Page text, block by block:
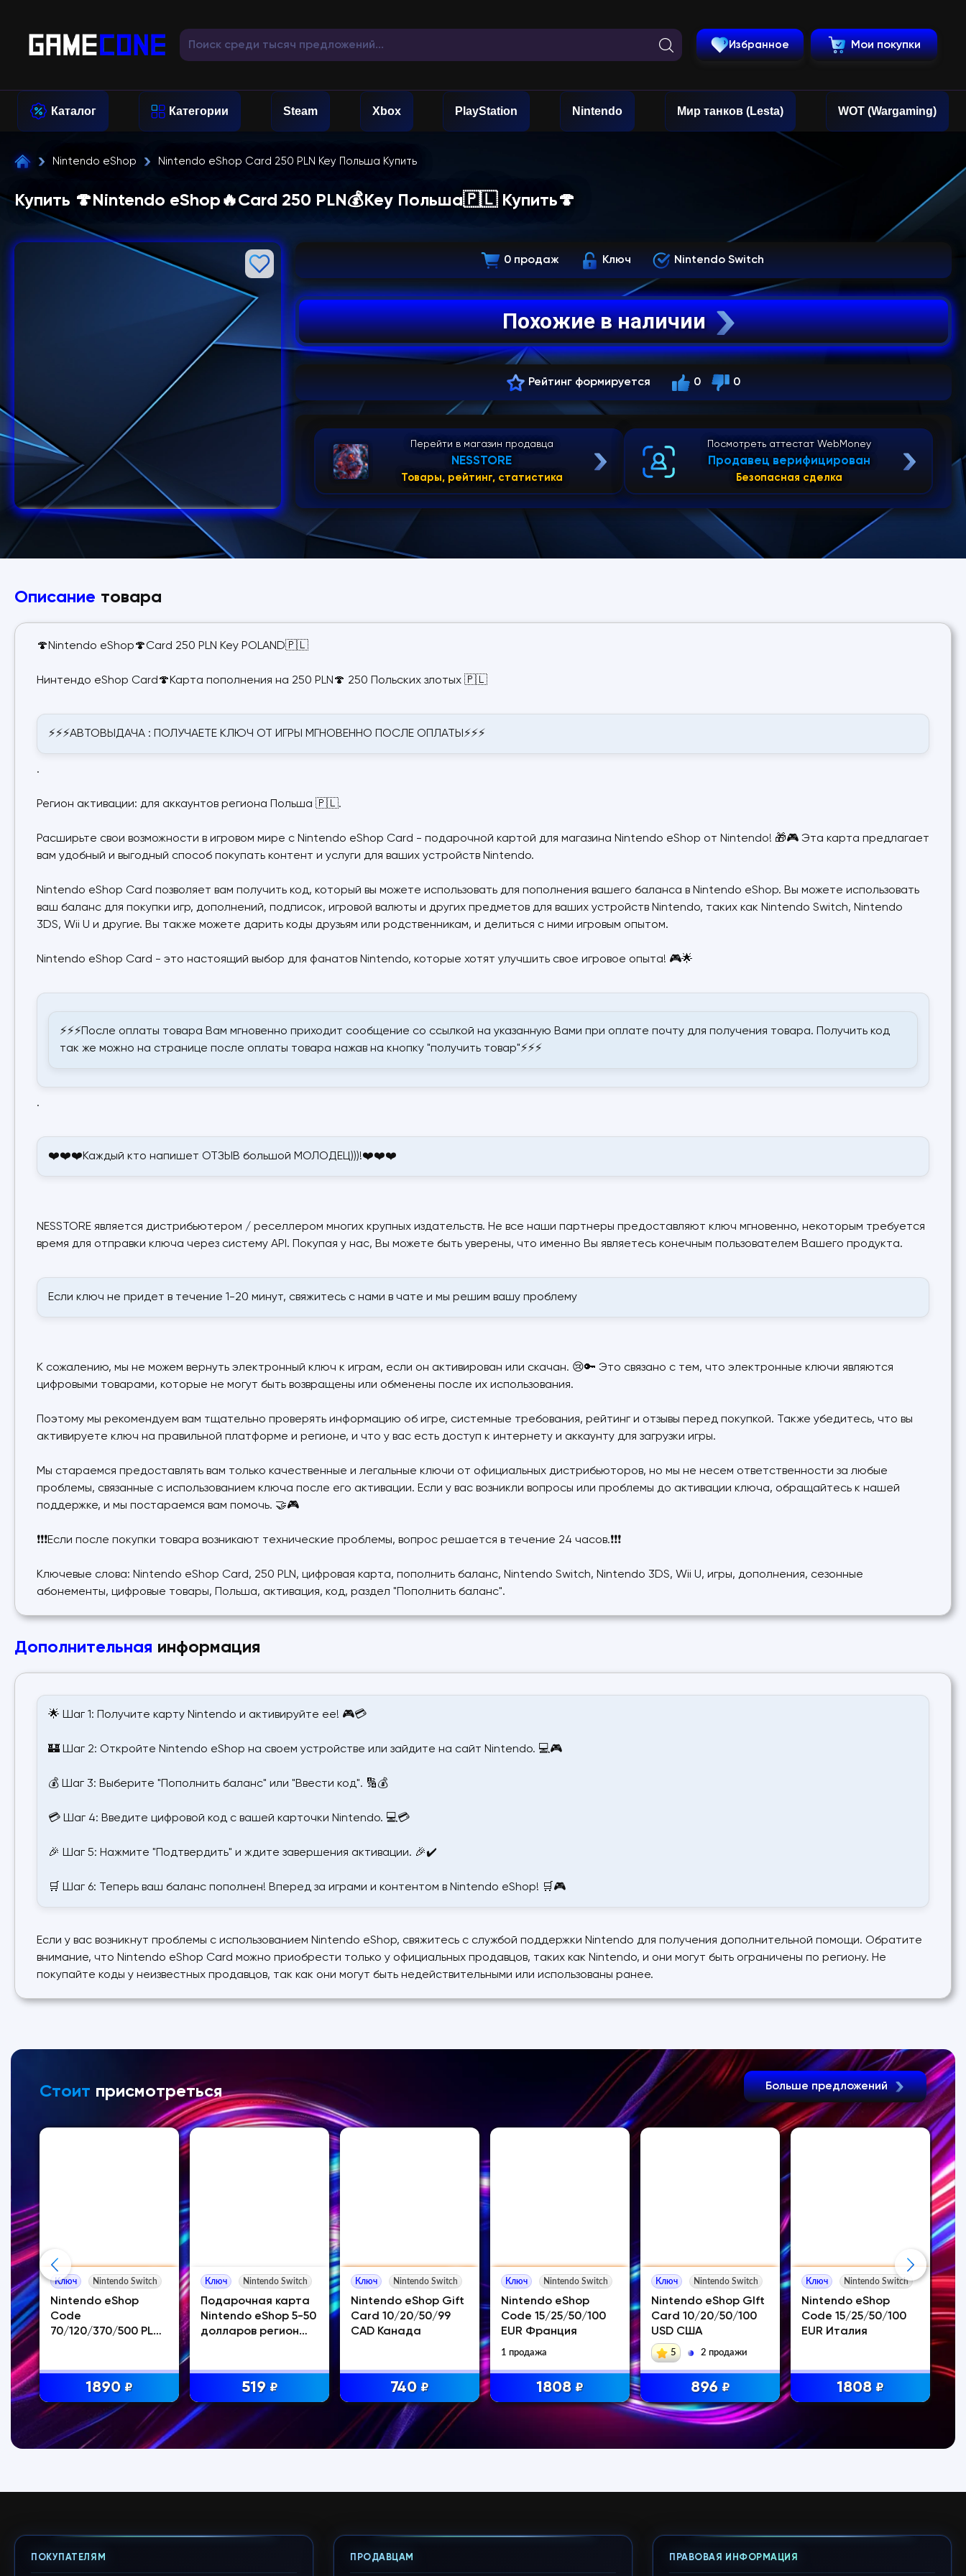
Избранное Мои покупки
Каталог Категории Steam Xbox PlayStation Nintendo Мир танков (Lesta) WOT (Wargaming)
Nintendo eShop Nintendo eShop Card 250 PLN Key Польша Купить
Купить 🍄Nintendo eShop🔥Card 250 PLN💰Key Польша🇵🇱 Купить🍄
0 продаж Ключ Nintendo Switch
Похожие в наличии
Рейтинг формируется 0 0
Перейти в магазин продавца
NESSTORE
Товары, рейтинг, статистика
Посмотреть аттестат WebMoney
Продавец верифицирован
Безопасная сделка
Описание товара
🍄Nintendo eShop🍄Card 250 PLN Key POLAND🇵🇱
Нинтендо eShop Card🍄Карта пополнения на 250 PLN🍄 250 Польских злотых 🇵🇱
⚡⚡⚡АВТОВЫДАЧА : ПОЛУЧАЕТЕ КЛЮЧ ОТ ИГРЫ МГНОВЕННО ПОСЛЕ ОПЛАТЫ⚡⚡⚡
.
Регион активации: для аккаунтов региона Польша 🇵🇱.
Расширьте свои возможности в игровом мире с Nintendo eShop Card - подарочной картой для магазина Nintendo eShop от Nintendo! 🎁🎮 Эта карта предлагает
вам удобный и выгодный способ покупать контент и услуги для ваших устройств Nintendo.
Nintendo eShop Card позволяет вам получить код, который вы можете использовать для пополнения вашего баланса в Nintendo eShop. Вы можете использовать
ваш баланс для покупки игр, дополнений, подписок, игровой валюты и других предметов для ваших устройств Nintendo, таких как Nintendo Switch, Nintendo
3DS, Wii U и другие. Вы также можете дарить коды друзьям или родственникам, и делиться с ними игровым опытом.
Nintendo eShop Card - это настоящий выбор для фанатов Nintendo, которые хотят улучшить свое игровое опыта! 🎮🌟
⚡⚡⚡После оплаты товара Вам мгновенно приходит сообщение со ссылкой на указанную Вами при оплате почту для получения товара. Получить код
так же можно на странице после оплаты товара нажав на кнопку "получить товар"⚡⚡⚡
.
❤️❤️❤️Каждый кто напишет ОТЗЫВ большой МОЛОДЕЦ)))!❤️❤️❤️
NESSTORE является дистрибьютером / реселлером многих крупных издательств. Не все наши партнеры предоставляют ключ мгновенно, некоторым требуется
время для отправки ключа через систему API. Покупая у нас, Вы можете быть уверены, что именно Вы являетесь конечным пользователем Вашего продукта.
Если ключ не придет в течение 1-20 минут, свяжитесь с нами в чате и мы решим вашу проблему
К сожалению, мы не можем вернуть электронный ключ к играм, если он активирован или скачан. 😢🔑 Это связано с тем, что электронные ключи являются
цифровыми товарами, которые не могут быть возвращены или обменены после их использования.
Поэтому мы рекомендуем вам тщательно проверять информацию об игре, системные требования, рейтинг и отзывы перед покупкой. Также убедитесь, что вы
активируете ключ на правильной платформе и регионе, и что у вас есть доступ к интернету и аккаунту для загрузки игры.
Мы стараемся предоставлять вам только качественные и легальные ключи от официальных дистрибьюторов, но мы не несем ответственности за любые
проблемы, связанные с использованием ключа после его активации. Если у вас возникли вопросы или проблемы до активации ключа, обращайтесь к нашей
поддержке, и мы постараемся вам помочь. 🤝🎮
❗❗❗Если после покупки товара возникают технические проблемы, вопрос решается в течение 24 часов.❗❗❗
Ключевые слова: Nintendo eShop Card, 250 PLN, цифровая карта, пополнить баланс, Nintendo Switch, Nintendo 3DS, Wii U, игры, дополнения, сезонные
абонементы, цифровые товары, Польша, активация, код, раздел "Пополнить баланс".
Дополнительная информация
🌟 Шаг 1: Получите карту Nintendo и активируйте ее! 🎮💳
🏰 Шаг 2: Откройте Nintendo eShop на своем устройстве или зайдите на сайт Nintendo. 💻🎮
💰 Шаг 3: Выберите "Пополнить баланс" или "Ввести код". 🔢💰
💳 Шаг 4: Введите цифровой код с вашей карточки Nintendo. 💻💳
🎉 Шаг 5: Нажмите "Подтвердить" и ждите завершения активации. 🎉✔️
🛒 Шаг 6: Теперь ваш баланс пополнен! Вперед за играми и контентом в Nintendo eShop! 🛒🎮
Если у вас возникнут проблемы с использованием Nintendo eShop, свяжитесь с службой поддержки Nintendo для получения дополнительной помощи. Обратите
внимание, что Nintendo eShop Card можно приобрести только у официальных продавцов, таких как Nintendo, и они могут быть ограничены по региону. Не
покупайте коды у неизвестных продавцов, так как они могут быть недействительными или использованы ранее.
Стоит присмотреться Больше предложений
Ключ Nintendo Switch
Nintendo eShop
Code
70/120/370/500 PLN
1890 ₽
Ключ Nintendo Switch
Подарочная карта
Nintendo eShop 5-50
долларов регион
519 ₽
Ключ Nintendo Switch
Nintendo eShop Gift
Card 10/20/50/99
CAD Канада
740 ₽
Ключ Nintendo Switch
Nintendo eShop
Code 15/25/50/100
EUR Франция
1 продажа
1808 ₽
Ключ Nintendo Switch
Nintendo eShop GIft
Card 10/20/50/100
USD США
5 2 продажи
896 ₽
Ключ Nintendo Switch
Nintendo eShop
Code 15/25/50/100
EUR Италия
1808 ₽
ПОКУПАТЕЛЯМ ПРОДАВЦАМ ПРАВОВАЯ ИНФОРМАЦИЯ